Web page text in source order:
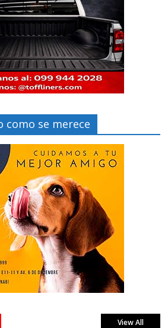
como se merece
View All